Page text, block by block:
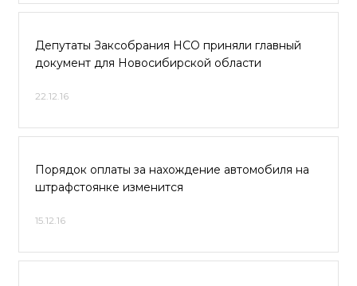
Депутаты Заксобрания НСО приняли главный
документ для Новосибирской области
22.12.16
Порядок оплаты за нахождение автомобиля на
штрафстоянке изменится
15.12.16